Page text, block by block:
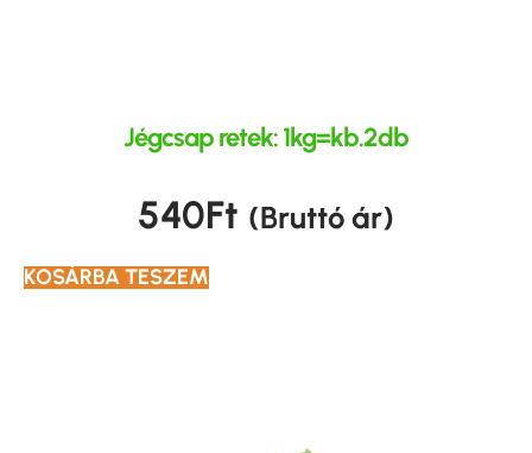
Jégcsap retek: 1kg=kb.2db
540Ft (Bruttó ár)
KOSÁRBA TESZEM